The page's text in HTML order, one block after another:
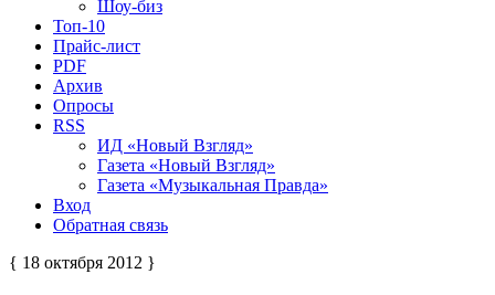
Шоу-биз
Топ-10
Прайс-лист
PDF
Архив
Опросы
RSS
ИД «Новый Взгляд»
Газета «Новый Взгляд»
Газета «Музыкальная Правда»
Вход
Обратная связь
{ 18 октября 2012 }